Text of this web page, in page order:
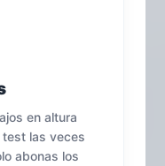
en altura
test las veces
abonas los